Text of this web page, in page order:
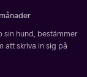
sin hund, bestämmer
att skriva in sig på